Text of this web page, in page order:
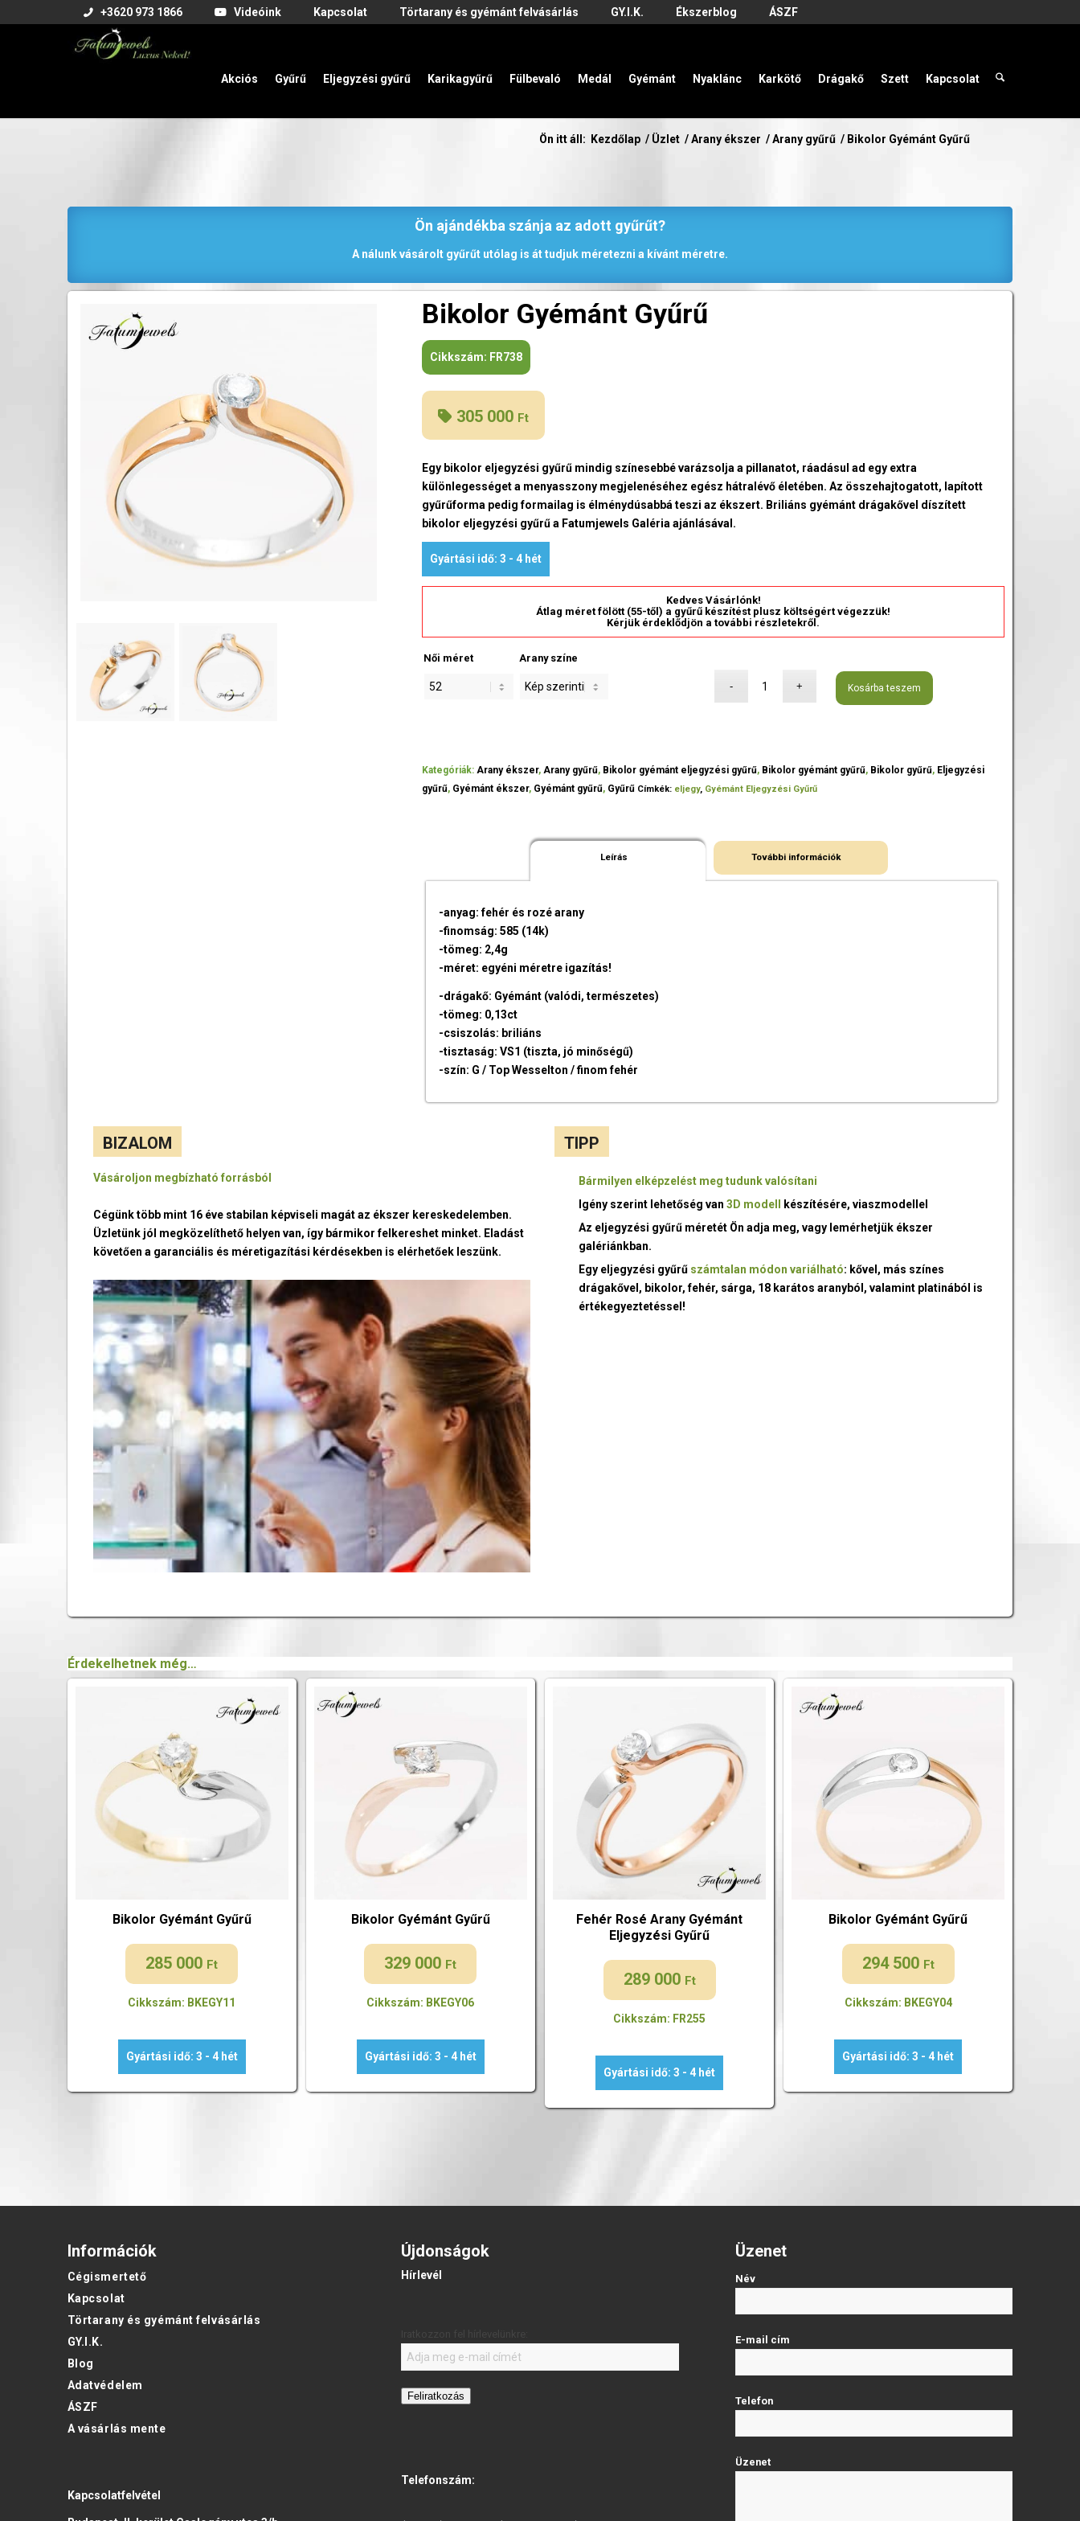
+3620 973 1866 Videóink Kapcsolat Törtarany és gyémánt felvásárlás GY.I.K. Ékszerblog ÁSZF
Akciós Gyűrű Eljegyzési gyűrű Karikagyűrű Fülbevaló Medál Gyémánt Nyaklánc Karkötő Drágakő Szett Kapcsolat
Ön itt áll: Kezdőlap / Üzlet / Arany ékszer / Arany gyűrű / Bikolor Gyémánt Gyűrű
Ön ajándékba szánja az adott gyűrűt?
A nálunk vásárolt gyűrűt utólag is át tudjuk méretezni a kívánt méretre.
Bikolor Gyémánt Gyűrű
Cikkszám: FR738
305 000 Ft
Egy bikolor eljegyzési gyűrű mindig színesebbé varázsolja a pillanatot, ráadásul ad egy extra
különlegességet a menyasszony megjelenéséhez egész hátralévő életében. Az összehajtogatott, lapított
gyűrűforma pedig formailag is élménydúsabbá teszi az ékszert. Briliáns gyémánt drágakővel díszített
bikolor eljegyzési gyűrű a Fatumjewels Galéria ajánlásával.
Gyártási idő: 3 - 4 hét
Kedves Vásárlónk!
Átlag méret fölött (55-től) a gyűrű készítést plusz költségért végezzük!
Kérjük érdeklődjön a további részletekről.
Női méret Arany színe
Kosárba teszem
Kategóriák:Arany ékszer,Arany gyűrű, Bikolor gyémánt eljegyzési gyűrű, Bikolor gyémánt gyűrű, Bikolor gyűrű, Eljegyzési
gyűrű, Gyémánt ékszer, Gyémánt gyűrű, Gyűrű Címkék: eljegy, Gyémánt Eljegyzési Gyűrű
Leírás További információk
-anyag: fehér és rozé arany
-finomság: 585 (14k)
-tömeg: 2,4g
-méret: egyéni méretre igazítás!
-drágakő: Gyémánt (valódi, természetes)
-tömeg: 0,13ct
-csiszolás: briliáns
-tisztaság: VS1 (tiszta, jó minőségű)
-szín: G / Top Wesselton / finom fehér
BIZALOM
Vásároljon megbízható forrásból
Cégünk több mint 16 éve stabilan képviseli magát az ékszer kereskedelemben.
Üzletünk jól megközelíthető helyen van, így bármikor felkereshet minket. Eladást
követően a garanciális és méretigazítási kérdésekben is elérhetőek leszünk.
TIPP
Bármilyen elképzelést meg tudunk valósítani
Igény szerint lehetőség van3D modell
készítésére, viaszmodellel
Az eljegyzési gyűrű méretét Ön adja meg, vagy lemérhetjük ékszer
galériánkban.
Egy eljegyzési gyűrű számtalan módon variálható: kővel, más színes
drágakővel, bikolor, fehér, sárga, 18 karátos aranyból, valamint platinából is
értékegyeztetéssel!
Érdekelhetnek még…
Bikolor Gyémánt Gyűrű
285 000 Ft
Cikkszám: BKEGY11
Gyártási idő: 3 - 4 hét
Bikolor Gyémánt Gyűrű
329 000 Ft
Cikkszám: BKEGY06
Gyártási idő: 3 - 4 hét
Fehér Rosé Arany Gyémánt
Eljegyzési Gyűrű
289 000 Ft
Cikkszám: FR255
Gyártási idő: 3 - 4 hét
Bikolor Gyémánt Gyűrű
294 500 Ft
Cikkszám: BKEGY04
Gyártási idő: 3 - 4 hét
Információk
Cégismertető
Kapcsolat
Törtarany és gyémánt felvásárlás
GY.I.K.
Blog
Adatvédelem
ÁSZF
A vásárlás mente
Kapcsolatfelvétel
Újdonságok
Hírlevél
Feliratkozás
Telefonszám:
Üzenet
Név
E-mail cím
Telefon
Üzenet